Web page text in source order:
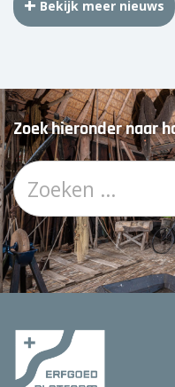
Bekijk meer nieuws
Zoek hieronder naar